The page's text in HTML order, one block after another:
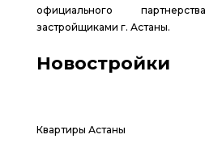
официального
застройщиками г. Астаны.
Новостройки
Квартиры Астаны